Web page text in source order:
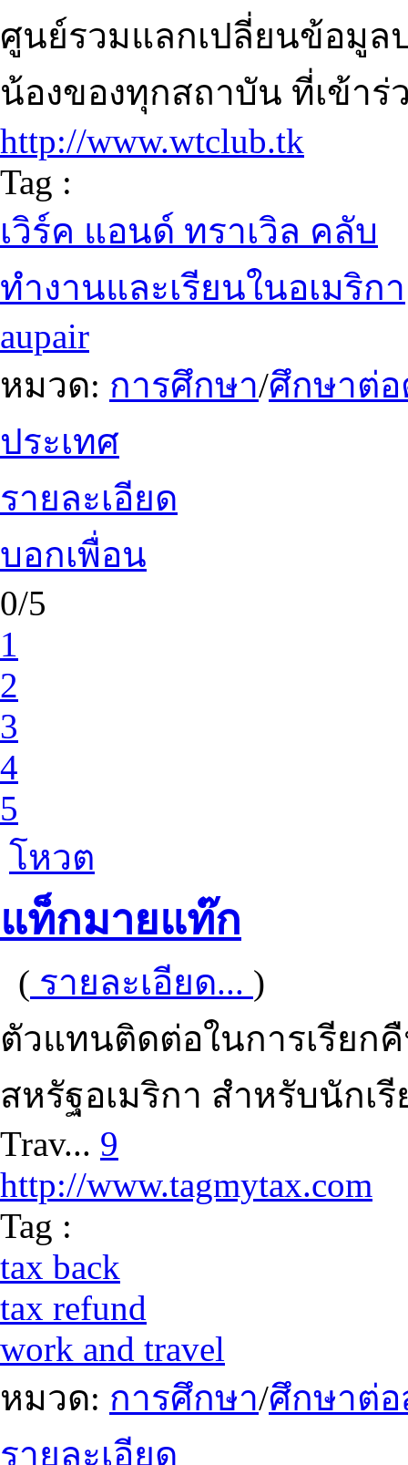
ศูนย์รวมแลกเปลี่ยนข้อมูล
น้องของทุกสถาบัน ที่เข้าร่
http://www.wtclub.tk
Tag :
เวิร์ค แอนด์ ทราเวิล คลับ
ทำงานและเรียนในอเมริกา
aupair
หมวด: การศึกษา/ศึกษาต่อ
ประเทศ
รายละเอียด
บอกเพื่อน
0/5
1
2
3
4
5
โหวต
แท็กมายแท๊ก
( รายละเอียด... )
ตัวแทนติดต่อในการเรียก
สหรัฐอเมริกา สำหรับนักเ
Trav... 9
http://www.tagmytax.com
Tag :
tax back
tax refund
work and travel
หมวด: การศึกษา/ศึกษาต่อ
รายละเอียด